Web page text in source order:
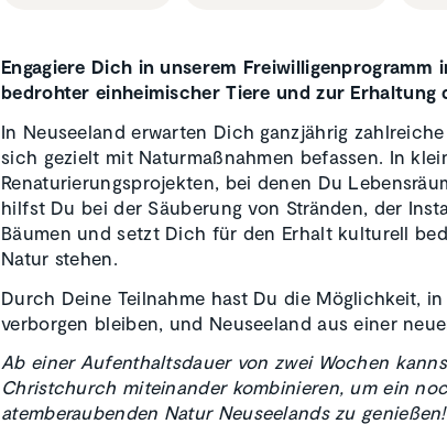
Engagiere Dich in unserem Freiwilligenprogramm
bedrohter einheimischer Tiere und zur Erhaltung
In Neuseeland erwarten Dich ganzjährig
sich gezielt mit Naturmaßnahmen befassen. In
Renaturierungsprojekten, bei denen Du
hilfst Du bei der Säuberung von Stränden, der
Bäumen und setzt Dich für den Erhalt kulturell
Natur stehen.
Durch Deine Teilnahme hast Du die Möglichkeit,
verborgen bleiben, und Neuseeland aus einer
Ab einer Aufenthaltsdauer von zwei Wochen
Christchurch miteinander kombinieren, um ein
atemberaubenden Natur Neuseelands zu genießen!